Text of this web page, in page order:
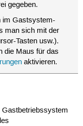
gegeben.
im Gastsystem-
man sich mit der
Tasten usw.).
die Maus für das
aktivieren.
Gastbetriebssystem